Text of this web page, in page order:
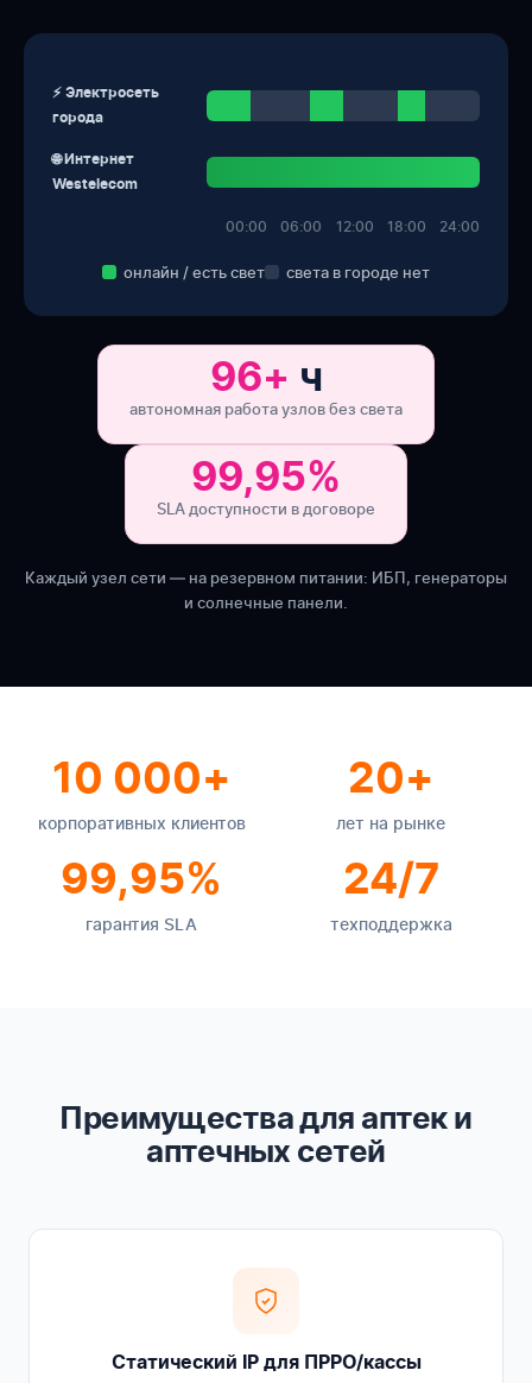
⚡ Электросеть
города
🌐 Интернет
Westelecom
00:00 06:00 12:00 18:00 24:00
онлайн / есть свет света в городе нет
96+ ч
автономная работа узлов без света
99,95%
SLA доступности в договоре
Каждый узел сети — на резервном питании: ИБП, генераторы
и солнечные панели.
10 000+
корпоративных клиентов
20+
лет на рынке
99,95%
гарантия SLA
24/7
техподдержка
Преимущества для аптек и
аптечных сетей
Статический IP для ПРРО/кассы